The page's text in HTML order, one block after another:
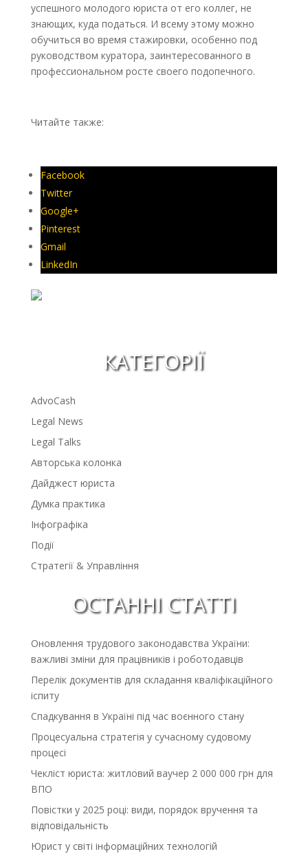
успешного молодого юриста от его коллег, не
знающих, куда податься. И всему этому можно
обучиться во время стажировки, особенно под
руководством куратора, заинтересованного в
профессиональном росте своего подопечного.
Читайте также:
Facebook
Twitter
Google+
Pinterest
Gmail
LinkedIn
КАТЕГОРІЇ
AdvoCash
Legal News
Legal Talks
Авторська колонка
Дайджест юриста
Думка практика
Інфографіка
Події
Стратегії & Управління
ОСТАННІ СТАТТІ
Оновлення трудового законодавства України:
важливі зміни для працівників і роботодавців
Перелік документів для складання кваліфікаційного
іспиту
Спадкування в Україні під час воєнного стану
Процесуальна стратегія у сучасному судовому
процесі
Чекліст юриста: житловий ваучер 2 000 000 грн для
ВПО
Повістки у 2025 році: види, порядок вручення та
відповідальність
Юрист у світі інформаційних технологій